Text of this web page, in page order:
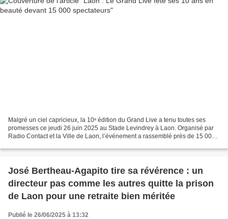
Malgré un ciel capricieux, la 10ᵉ édition du Grand Live a tenu toutes ses
promesses ce jeudi 26 juin 2025 au Stade Levindrey à Laon. Organisé par
Radio Contact et la Ville de Laon, l’événement a rassemblé près de 15 000
José Bertheau-Agapito tire sa révérence : un
directeur pas comme les autres quitte la prison
de Laon pour une retraite bien méritée
Publié le 26/06/2025 à 13:32